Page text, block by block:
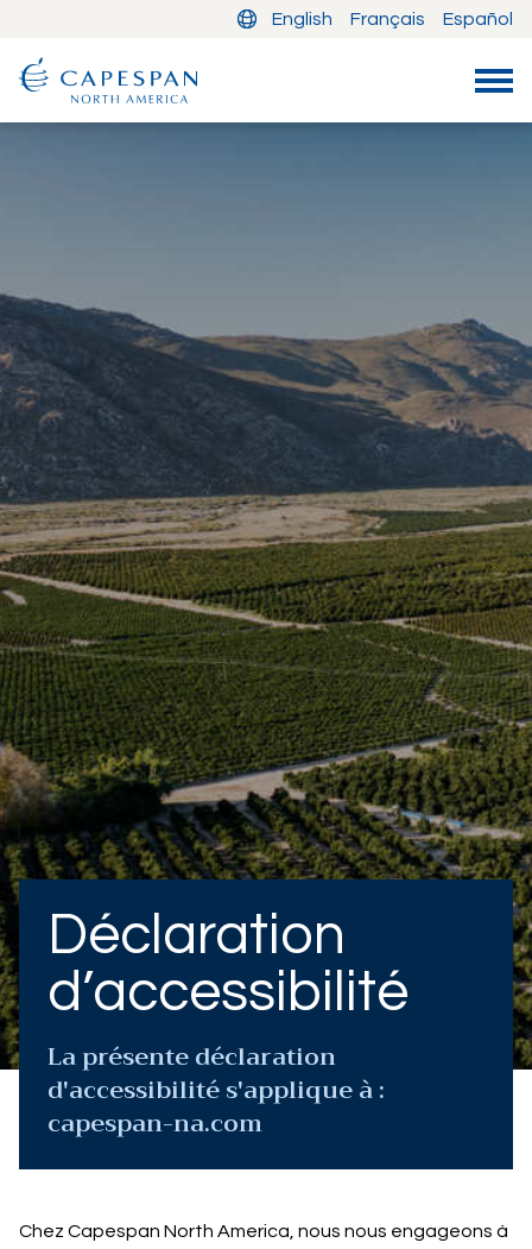
Fruits à pépins
Fruits à noyau
Dates and Persimmons
Nos services
Approvisionnement
simplifié
Nous contacter
Calendrier des produits
Sécurité alimentaire et durabilité
Le groupe Capespan
English Français Español
Déclaration
d’accessibilité
La présente déclaration
d'accessibilité s'applique à :
capespan-na.com
Chez Capespan North America, nous nous engageons à